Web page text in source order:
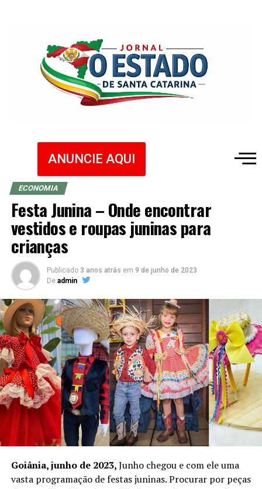
ANUNCIE AQUI
ECONOMIA
Festa Junina – Onde encontrar
vestidos e roupas juninas para
crianças
Publicado 3 anos atrás em 9 de junho de 2023
De admin
Goiânia, junho de 2023,Junho chegou e com ele uma
vasta programação de festas juninas. Procurar por peças